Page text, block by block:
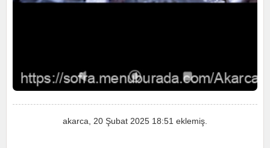
akarca, 20 Şubat 2025 18:51 eklemiş.